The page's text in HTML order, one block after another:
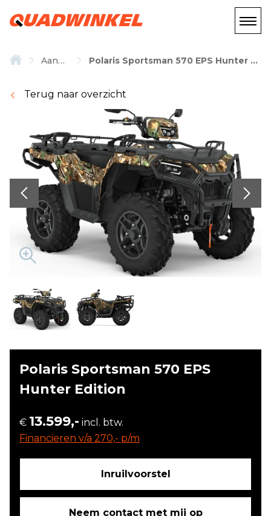
Aanbod Polaris Sportsman 570 EPS Hunter Edition
Terug naar overzicht
Polaris Sportsman 570 EPS
Hunter Edition
€ 13.599,- incl. btw.
Financieren v/a 270,- p/m
Inruilvoorstel
Neem contact met mij op